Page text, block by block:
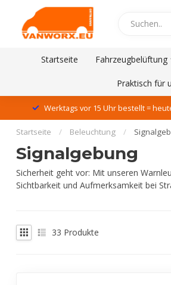
Startseite Fahrzeugbelüftung
Praktisch für
Werktags vor 15 Uhr bestellt =
Startseite / Beleuchtung /
Signalgebung
Sicherheit geht vor: Mit unseren
Sichtbarkeit und Aufmerksamkeit bei
33 Produkte